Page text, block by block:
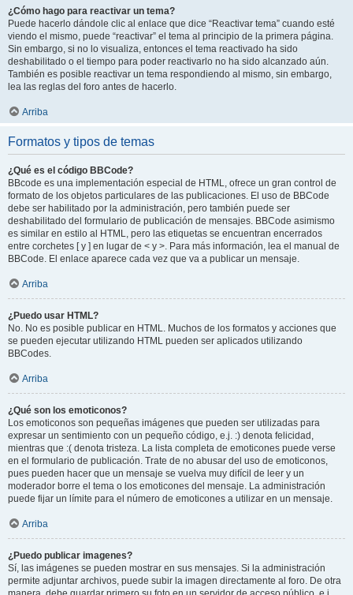
¿Cómo hago para reactivar un tema?
Puede hacerlo dándole clic al enlace que dice “Reactivar tema” cuando esté
viendo el mismo, puede “reactivar” el tema al principio de la primera página.
Sin embargo, si no lo visualiza, entonces el tema reactivado ha sido
deshabilitado o el tiempo para poder reactivarlo no ha sido alcanzado aún.
También es posible reactivar un tema respondiendo al mismo, sin embargo,
lea las reglas del foro antes de hacerlo.
Arriba
Formatos y tipos de temas
¿Qué es el código BBCode?
BBcode es una implementación especial de HTML, ofrece un gran control de
formato de los objetos particulares de las publicaciones. El uso de BBCode
debe ser habilitado por la administración, pero también puede ser
deshabilitado del formulario de publicación de mensajes. BBCode asimismo
es similar en estilo al HTML, pero las etiquetas se encuentran encerrados
entre corchetes [ y ] en lugar de < y >. Para más información, lea el manual de
BBCode. El enlace aparece cada vez que va a publicar un mensaje.
Arriba
¿Puedo usar HTML?
No. No es posible publicar en HTML. Muchos de los formatos y acciones que
se pueden ejecutar utilizando HTML pueden ser aplicados utilizando
BBCodes.
Arriba
¿Qué son los emoticonos?
Los emoticonos son pequeñas imágenes que pueden ser utilizadas para
expresar un sentimiento con un pequeño código, e.j. :) denota felicidad,
mientras que :( denota tristeza. La lista completa de emoticones puede verse
en el formulario de publicación. Trate de no abusar del uso de emoticonos,
pues pueden hacer que un mensaje se vuelva muy difícil de leer y un
moderador borre el tema o los emoticones del mensaje. La administración
puede fijar un límite para el número de emoticones a utilizar en un mensaje.
Arriba
¿Puedo publicar imagenes?
Sí, las imágenes se pueden mostrar en sus mensajes. Si la administración
permite adjuntar archivos, puede subir la imagen directamente al foro. De otra